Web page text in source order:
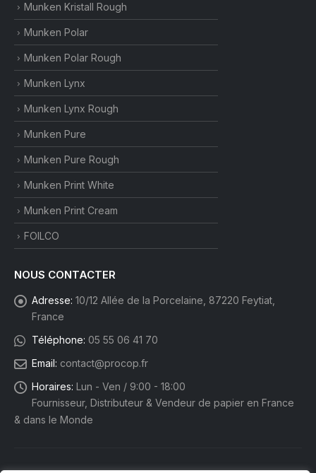
Munken Kristall Rough
Munken Polar
Munken Polar Rough
Munken Lynx
Munken Lynx Rough
Munken Pure
Munken Pure Rough
Munken Print White
Munken Print Cream
FOILCO
NOUS CONTACTER
Adresse: 10/12 Allée de la Porcelaine, 87220 Feytiat,
France
Téléphone: 05 55 06 41 70
Email: contact@procop.fr
Horaires: Lun - Ven / 9:00 - 18:00
Fournisseur, Distributeur & Vendeur de papier en France
& dans le Monde